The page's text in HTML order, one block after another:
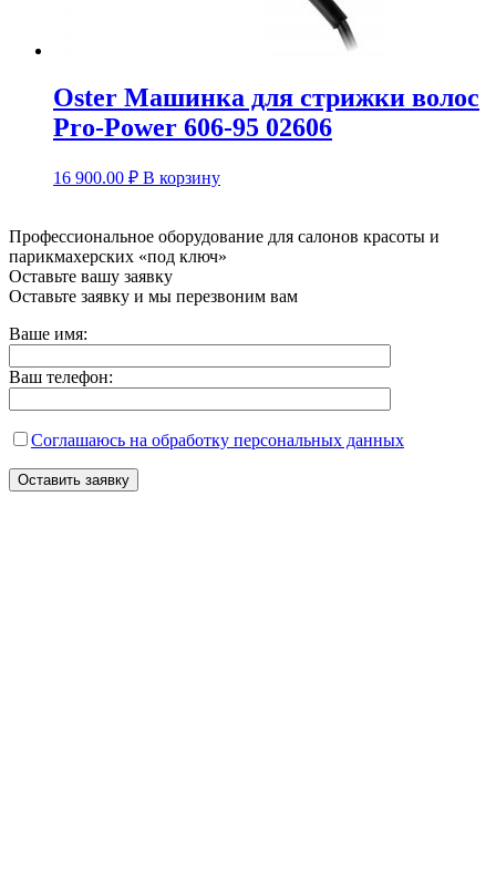
Oster Машинка для стрижки волос
Pro-Power 606-95 02606
16 900.00 ₽ В корзину
Профессиональное оборудование для салонов красоты и
парикмахерских «под ключ»
Оставьте вашу заявку
Оставьте заявку и мы перезвоним вам
Ваше имя:
Ваш телефон:
Соглашаюсь на обработку персональных данных